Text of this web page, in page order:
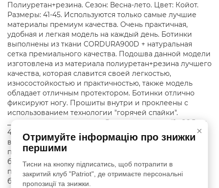
Полиуретан+резина. Сезон: Весна-лето. Цвет: Койот.
Размеры: 41-45. Используются только самые лучшие
материалы премиум качества. Очень практичная,
удобная и легкая модель на каждый день. Ботинки
выполнены из ткани CORDURA900D + натуральная
сетка премиального качества. Подошва данной модели
изготовлена из материала полиуретан+резина лучшего
качества, которая славится своей легкостью,
износостойкостью и практичностью, также модель
обладает отличным протектором. Ботинки отлично
фиксируют ногу. Прошиты внутри и проклеены с
использованием технологии "горячей спайки".
____________________________ Размерная сетка: 41= 26.5 см
42= 27.5 см 43= 28 см 44= 28.5 см 45= 29-29.5 см Как
выбрать размер? (Идут размер в размер) 1. Поставьте
правую ногу на лист. 2. Пидчеркнить от пяти до
большого курящей (подставьте карточку чтобы линия
получилась ровной). 3. Измерьте длину. Округлите в
большую сторону.
×
Отримуйте інформацію про знижки
першими
Тисни на кнопку підписатись, щоб потрапити в
закритий клуб "Patriot", де отримаєте персональні
пропозиції та знижки.